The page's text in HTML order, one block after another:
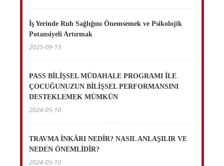
İş Yerinde Ruh Sağlığını Önemsemek ve Psikolojik
Potansiyeli Artırmak
2025-09-13
PASS BİLİŞSEL MÜDAHALE PROGRAMI İLE
ÇOCUĞUNUZUN BİLİŞSEL PERFORMANSINI
DESTEKLEMEK MÜMKÜN
2024-05-10
TRAVMA İNKÂRI NEDİR? NASIL ANLAŞILIR VE
NEDEN ÖNEMLİDİR?
2024-05-10